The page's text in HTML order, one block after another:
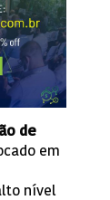
de
em
nível